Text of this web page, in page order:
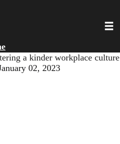
a kinder workplace culture
02, 2023